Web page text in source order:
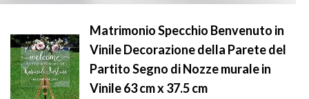
Matrimonio Specchio Benvenuto in
Vinile Decorazione della Parete del
Partito Segno di Nozze murale in
Vinile 63 cm x 37.5 cm